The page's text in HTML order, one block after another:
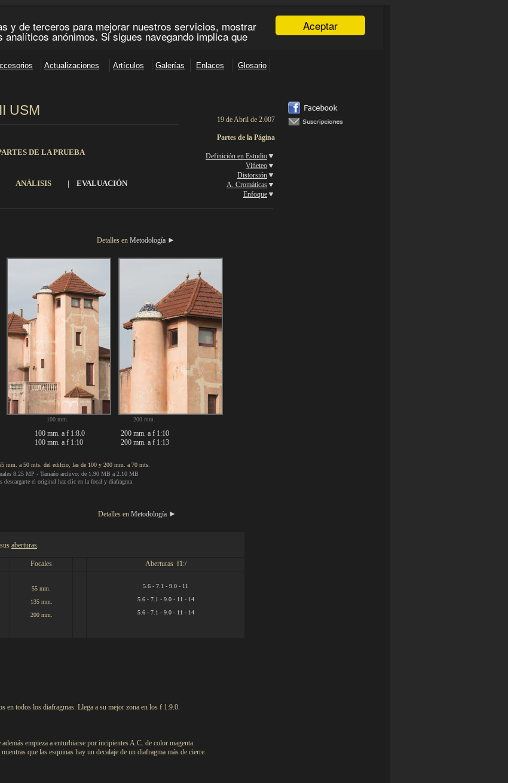
II USM
19 de Abril de 2.007
Partes de la Página
Definición en Estudio ▼
Vińeteo ▼
Distorsión ▼
A. Cromáticas ▼
Enfoque ▼
DE LA PRUEBA
ANÁLISIS | EVALUACIÓN
en Metodología ►
100 mm. 200 mm.
100 mm. a f 1:8.0
200 mm. a f 1:10
100 mm. a f 1:10 200 mm. a f 1:13
mm. a 50 mts. del edifcio, las de 100 y 200 mm. a 70 mts.
8.25 MP - Tamańo archivo: de 1.90 MB a 2.10 MB
el original haz clic en la focal y diafragma.
en Metodología ►
aberturas
Focales Aberturas f1:/
55 mm.
135 mm.
200 mm.
5.6 - 7.1 - 9.0 - 11
5.6 - 7.1 - 9.0 - 11 - 14
5.6 - 7.1 - 9.0 - 11 - 14
todos los diafragmas. Llega a su mejor zona en los f 1:9.0.
empieza a enturbiarse por incipientes A.C. de color magenta.
que las esquinas hay un decalaje de un diafragma más de cierre.